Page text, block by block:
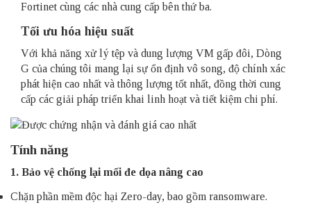
Fortinet cùng các nhà cung cấp bên thứ ba.
Tối ưu hóa hiệu suất
Với khả năng xử lý tệp và dung lượng VM gấp đôi, Dòng
G của chúng tôi mang lại sự ổn định vô song, độ chính xác
phát hiện cao nhất và thông lượng tốt nhất, đồng thời cung
cấp các giải pháp triển khai linh hoạt và tiết kiệm chi phí.
Tính năng
1. Bảo vệ chống lại mối đe dọa nâng cao
Chặn phần mềm độc hại Zero-day, bao gồm ransomware.